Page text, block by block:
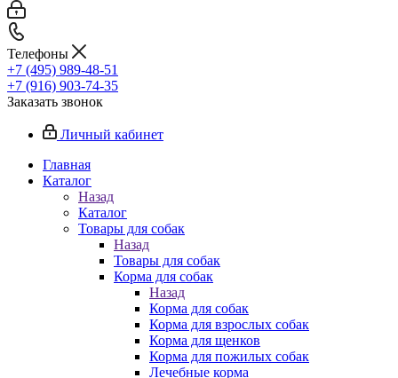
Телефоны
+7 (495) 989-48-51
+7 (916) 903-74-35
Заказать звонок
Личный кабинет
Главная
Каталог
Назад
Каталог
Товары для собак
Назад
Товары для собак
Корма для собак
Назад
Корма для собак
Корма для взрослых собак
Корма для щенков
Корма для пожилых собак
Лечебные корма